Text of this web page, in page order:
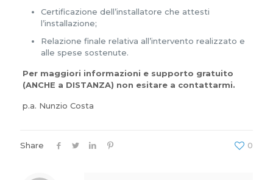
Certificazione dell’installatore che attesti
l’installazione;
Relazione finale relativa all’intervento realizzato e
alle spese sostenute.
Per maggiori informazioni e supporto gratuito
(ANCHE a DISTANZA) non esitare a contattarmi.
p.a. Nunzio Costa
Share 0